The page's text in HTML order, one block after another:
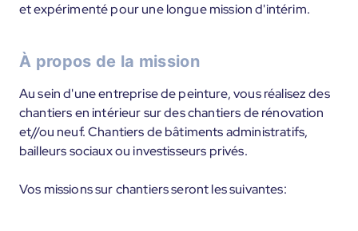
et expérimenté pour une longue mission d'intérim.
À propos de la mission
Au sein d'une entreprise de peinture, vous réalisez des
chantiers en intérieur sur des chantiers de rénovation
et//ou neuf. Chantiers de bâtiments administratifs,
bailleurs sociaux ou investisseurs privés.
Vos missions sur chantiers seront les suivantes: